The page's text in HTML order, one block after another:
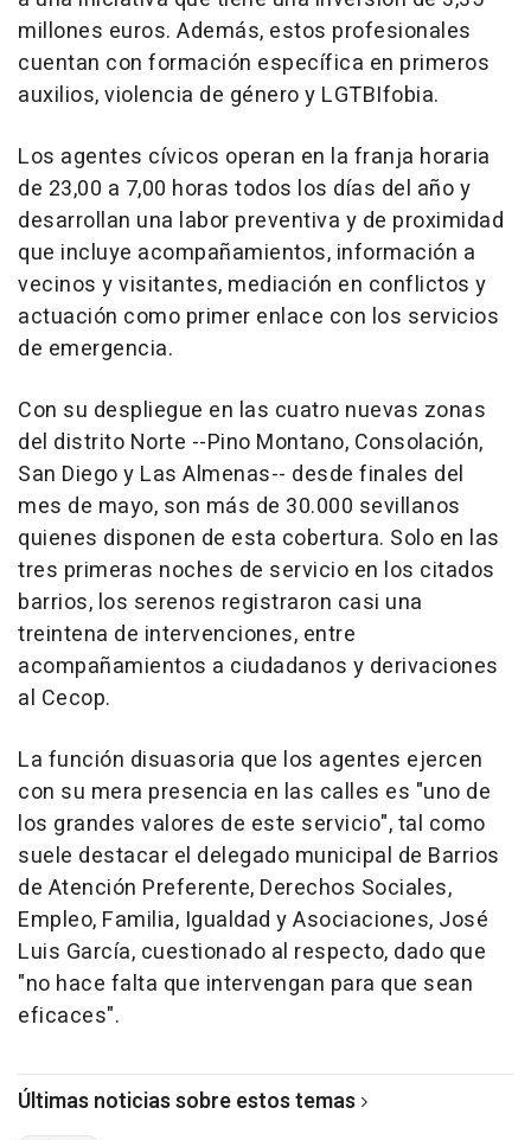
millones euros. Además, estos profesionales
cuentan con formación específica en primeros
auxilios, violencia de género y LGTBIfobia.
Los agentes cívicos operan en la franja horaria
de 23,00 a 7,00 horas todos los días del año y
desarrollan una labor preventiva y de proximidad
que incluye acompañamientos, información a
vecinos y visitantes, mediación en conflictos y
actuación como primer enlace con los servicios
de emergencia.
Con su despliegue en las cuatro nuevas zonas
del distrito Norte --Pino Montano, Consolación,
San Diego y Las Almenas-- desde finales del
mes de mayo, son más de 30.000 sevillanos
quienes disponen de esta cobertura. Solo en las
tres primeras noches de servicio en los citados
barrios, los serenos registraron casi una
treintena de intervenciones, entre
acompañamientos a ciudadanos y derivaciones
al Cecop.
La función disuasoria que los agentes ejercen
con su mera presencia en las calles es "uno de
los grandes valores de este servicio", tal como
suele destacar el delegado municipal de Barrios
de Atención Preferente, Derechos Sociales,
Empleo, Familia, Igualdad y Asociaciones, José
Luis García, cuestionado al respecto, dado que
"no hace falta que intervengan para que sean
eficaces".
Últimas noticias sobre estos temas